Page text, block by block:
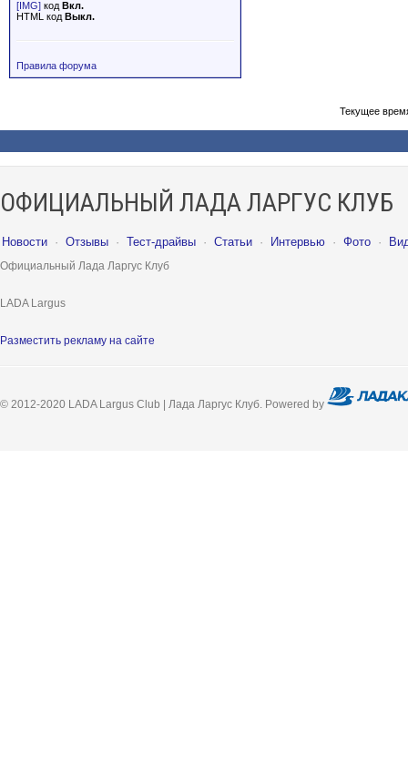
[IMG] код Вкл.
HTML код Выкл.
Правила форума
Текущее
ОФИЦИАЛЬНЫЙ ЛАДА ЛАРГУС КЛУБ
Новости · Отзывы · Тест-драйвы · Статьи · Интервью · Фото ·
Официальный Лада Ларгус Клуб
LADA Largus
Разместить рекламу на сайте
© 2012-2020 LADA Largus Club | Лада Ларгус Клуб. Powered by